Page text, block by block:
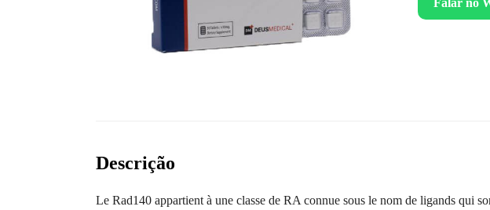
Descrição
Le Rad140 appartient à une classe de RA connue sous le nom de ligands qui